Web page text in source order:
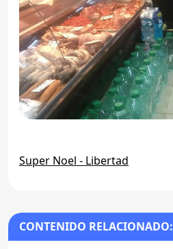
Super Noel - Libertad
CONTENIDO RELACIONADO: